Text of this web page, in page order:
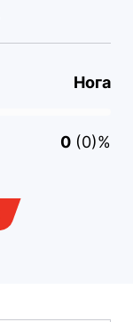
Нога
0 (0)%